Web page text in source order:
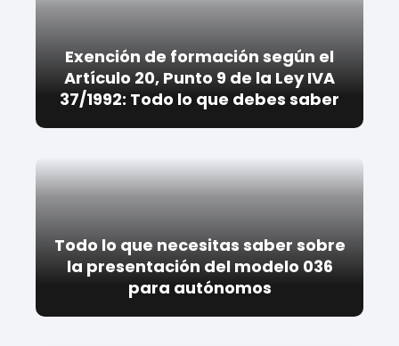
Exención de formación según el
Artículo 20, Punto 9 de la Ley IVA
37/1992: Todo lo que debes saber
Todo lo que necesitas saber sobre
la presentación del modelo 036
para autónomos